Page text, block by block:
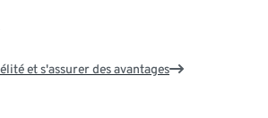
et s'assurer des avantages